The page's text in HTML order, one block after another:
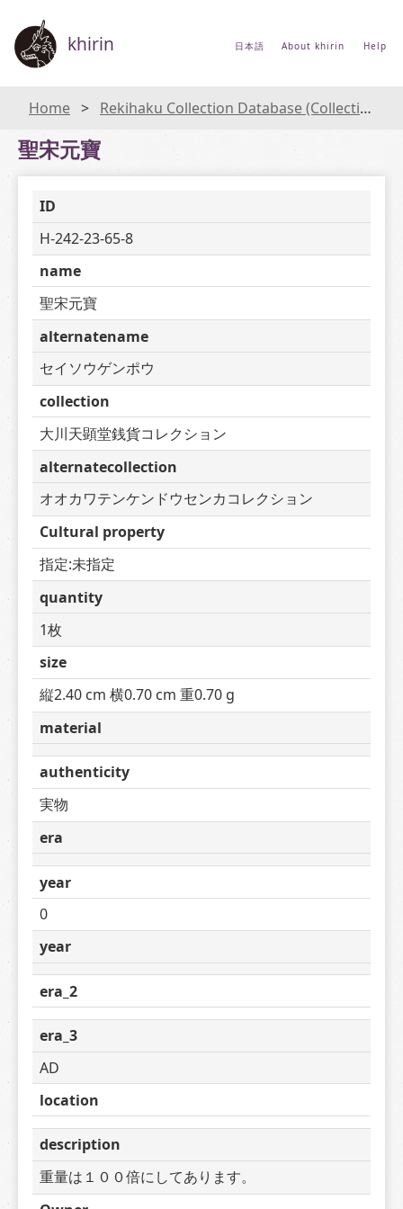
khirin 日本語 About khirin Help
Home Rekihaku Collection Database (Collections Database of the National Museum of Japanese History)
聖宋元寶
ID
H-242-23-65-8
name
聖宋元寶
alternatename
セイソウゲンポウ
collection
大川天顕堂銭貨コレクション
alternatecollection
オオカワテンケンドウセンカコレクション
Cultural property
指定:未指定
quantity
1枚
size
縦2.40 cm 横0.70 cm 重0.70 g
material
authenticity
実物
era
year
0
year
era_2
era_3
AD
location
description
重量は１００倍にしてあります。